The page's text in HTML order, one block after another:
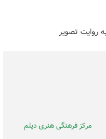
روایت تصویر
مرکز فرهنگی هنری دیلم